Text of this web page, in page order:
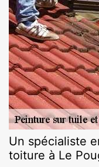
Un spécialiste
toiture à Le